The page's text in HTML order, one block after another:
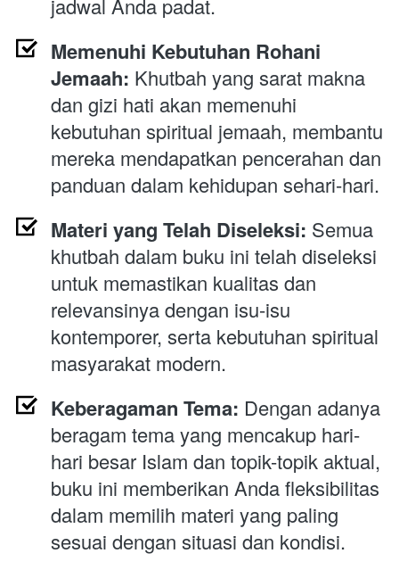
jadwal Anda padat.
Memenuhi Kebutuhan Rohani
Jemaah: Khutbah yang sarat makna
dan gizi hati akan memenuhi
kebutuhan spiritual jemaah, membantu
mereka mendapatkan pencerahan dan
panduan dalam kehidupan sehari-hari.
Materi yang Telah Diseleksi: Semua
khutbah dalam buku ini telah diseleksi
untuk memastikan kualitas dan
relevansinya dengan isu-isu
kontemporer, serta kebutuhan spiritual
masyarakat modern.
Keberagaman Tema: Dengan adanya
beragam tema yang mencakup hari-
hari besar Islam dan topik-topik aktual,
buku ini memberikan Anda fleksibilitas
dalam memilih materi yang paling
sesuai dengan situasi dan kondisi.